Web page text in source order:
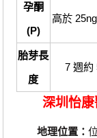
孕酮
(P)
高於
胎芽長
度
7 週約
深圳怡
地理位置：